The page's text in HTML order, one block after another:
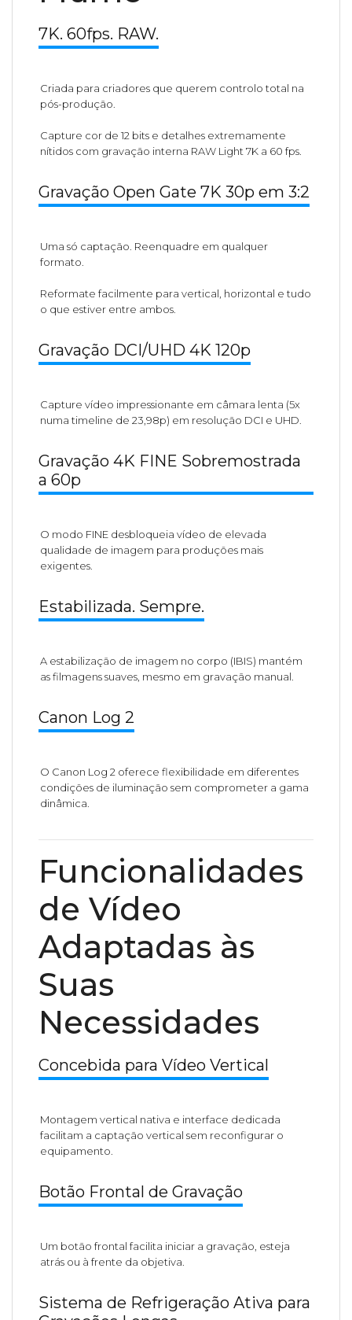
7K. 60fps. RAW.
Criada para criadores que querem controlo total na
pós-produção.
Capture cor de 12 bits e detalhes extremamente
nítidos com gravação interna RAW Light 7K a 60 fps.
Gravação Open Gate 7K 30p em 3:2
Uma só captação. Reenquadre em qualquer
formato.
Reformate facilmente para vertical, horizontal e tudo
o que estiver entre ambos.
Gravação DCI/UHD 4K 120p
Capture vídeo impressionante em câmara lenta (5x
numa timeline de 23,98p) em resolução DCI e UHD.
Gravação 4K FINE Sobremostrada
a 60p
O modo FINE desbloqueia vídeo de elevada
qualidade de imagem para produções mais
exigentes.
Estabilizada. Sempre.
A estabilização de imagem no corpo (IBIS) mantém
as filmagens suaves, mesmo em gravação manual.
Canon Log 2
O Canon Log 2 oferece flexibilidade em diferentes
condições de iluminação sem comprometer a gama
dinâmica.
Funcionalidades
de Vídeo
Adaptadas às
Suas
Necessidades
Concebida para Vídeo Vertical
Montagem vertical nativa e interface dedicada
facilitam a captação vertical sem reconfigurar o
equipamento.
Botão Frontal de Gravação
Um botão frontal facilita iniciar a gravação, esteja
atrás ou à frente da objetiva.
Sistema de Refrigeração Ativa para